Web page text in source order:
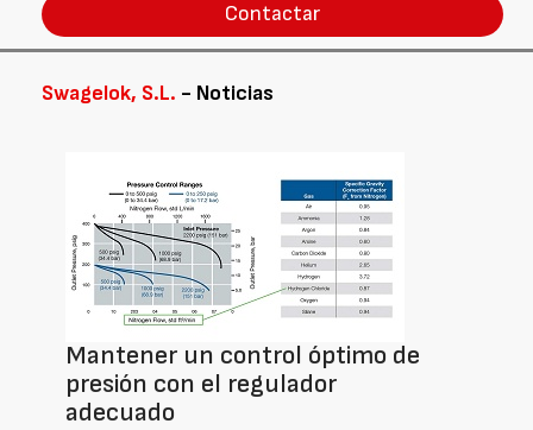
Contactar
Swagelok, S.L. - Noticias
Mantener un control óptimo de
presión con el regulador
adecuado